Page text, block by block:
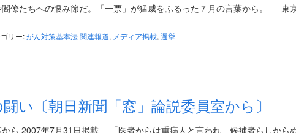
閣僚たちへの恨み節だ。「一票」が猛威をふるった７月の言葉から。 東
リー:がん対策基本法 関連報道, メディア掲載, 選挙
い〔朝日新聞「窓」論説委員室から〕
ら 2007年7月31日掲載 「医者からは重病人と言われ、候補者らしから